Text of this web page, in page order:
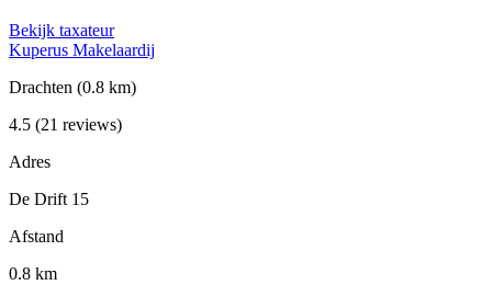
Bekijk taxateur
Kuperus Makelaardij
Drachten (0.8 km)
4.5 (21 reviews)
Adres
De Drift 15
Afstand
0.8 km